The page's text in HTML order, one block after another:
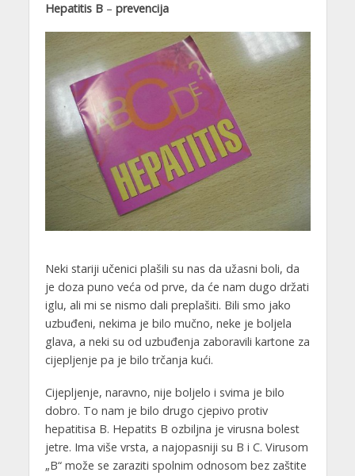
Hepatitis B– prevencija
Neki stariji učenici plašili su nas da užasni boli, da
je doza puno veća od prve, da će nam dugo držati
iglu, ali mi se nismo dali preplašiti. Bili smo jako
uzbuđeni, nekima je bilo mučno, neke je boljela
glava, a neki su od uzbuđenja zaboravili kartone za
cijepljenje pa je bilo trčanja kući.
Cijepljenje, naravno, nije boljelo i svima je bilo
dobro. To nam je bilo drugo cjepivo protiv
hepatitisa B. Hepatits B ozbiljna je virusna bolest
jetre. Ima više vrsta, a najopasniji su B i C. Virusom
„B“ može se zaraziti spolnim odnosom bez zaštite